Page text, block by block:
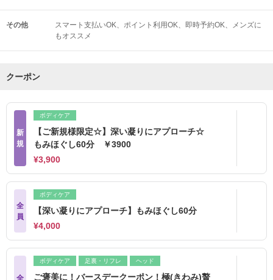
その他 スマート支払いOK ポイント利用OK 即時予約OK
メンズに
もオススメ
クーポン
新
規
ボディケア
【ご新規様限定☆】深い凝りにアプローチ☆
もみほぐし60分 ￥3900
¥3,900
全
員
ボディケア
【深い凝りにアプローチ】もみほぐし60分
¥4,000
全
ボディケア 足裏・リフレ ヘッド
ご褒美に！バースデークーポン！極(きわみ)贅